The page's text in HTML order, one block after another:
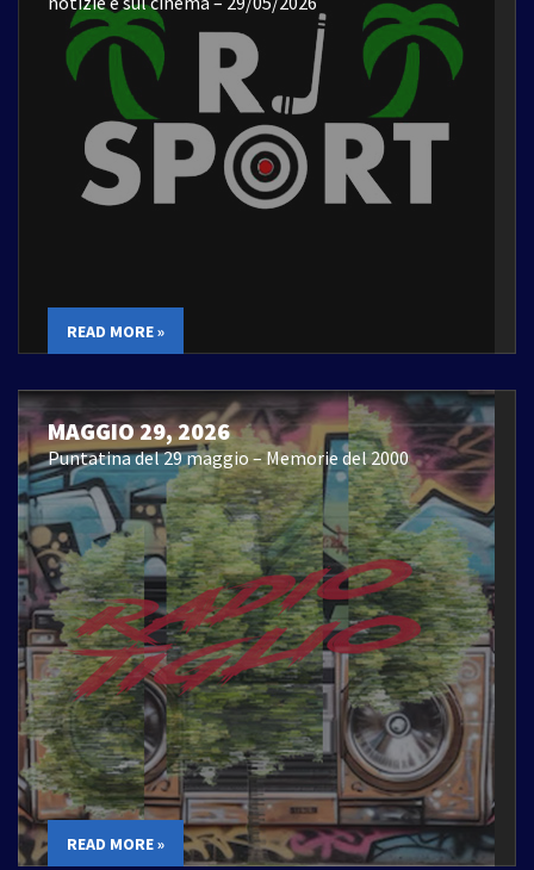
READ MORE »
MAGGIO 29, 2026
Puntatina del 29 maggio – Memorie del 2000
READ MORE »